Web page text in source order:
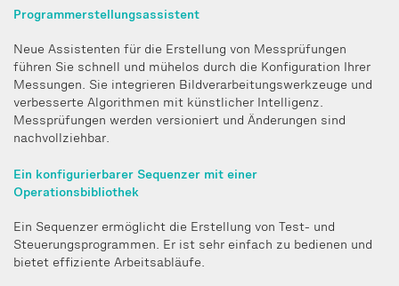
Programmerstellungsassistent
Neue Assistenten für die Erstellung von Messprüfungen
führen Sie schnell und mühelos durch die Konfiguration Ihrer
Messungen. Sie integrieren Bildverarbeitungswerkzeuge und
verbesserte Algorithmen mit künstlicher Intelligenz.
Messprüfungen werden versioniert und Änderungen sind
nachvollziehbar.
Ein konfigurierbarer Sequenzer mit einer
Operationsbibliothek
Ein Sequenzer ermöglicht die Erstellung von Test- und
Steuerungsprogrammen. Er ist sehr einfach zu bedienen und
bietet effiziente Arbeitsabläufe.